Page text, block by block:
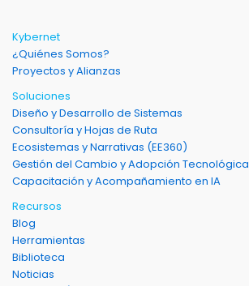
Kybernet
¿Quiénes Somos?
Proyectos y Alianzas
Soluciones
Diseño y Desarrollo de Sistemas
Consultoría y Hojas de Ruta
Ecosistemas y Narrativas (EE360)
Gestión del Cambio y Adopción Tecnológica
Capacitación y Acompañamiento en IA
Recursos
Blog
Herramientas
Biblioteca
Noticias